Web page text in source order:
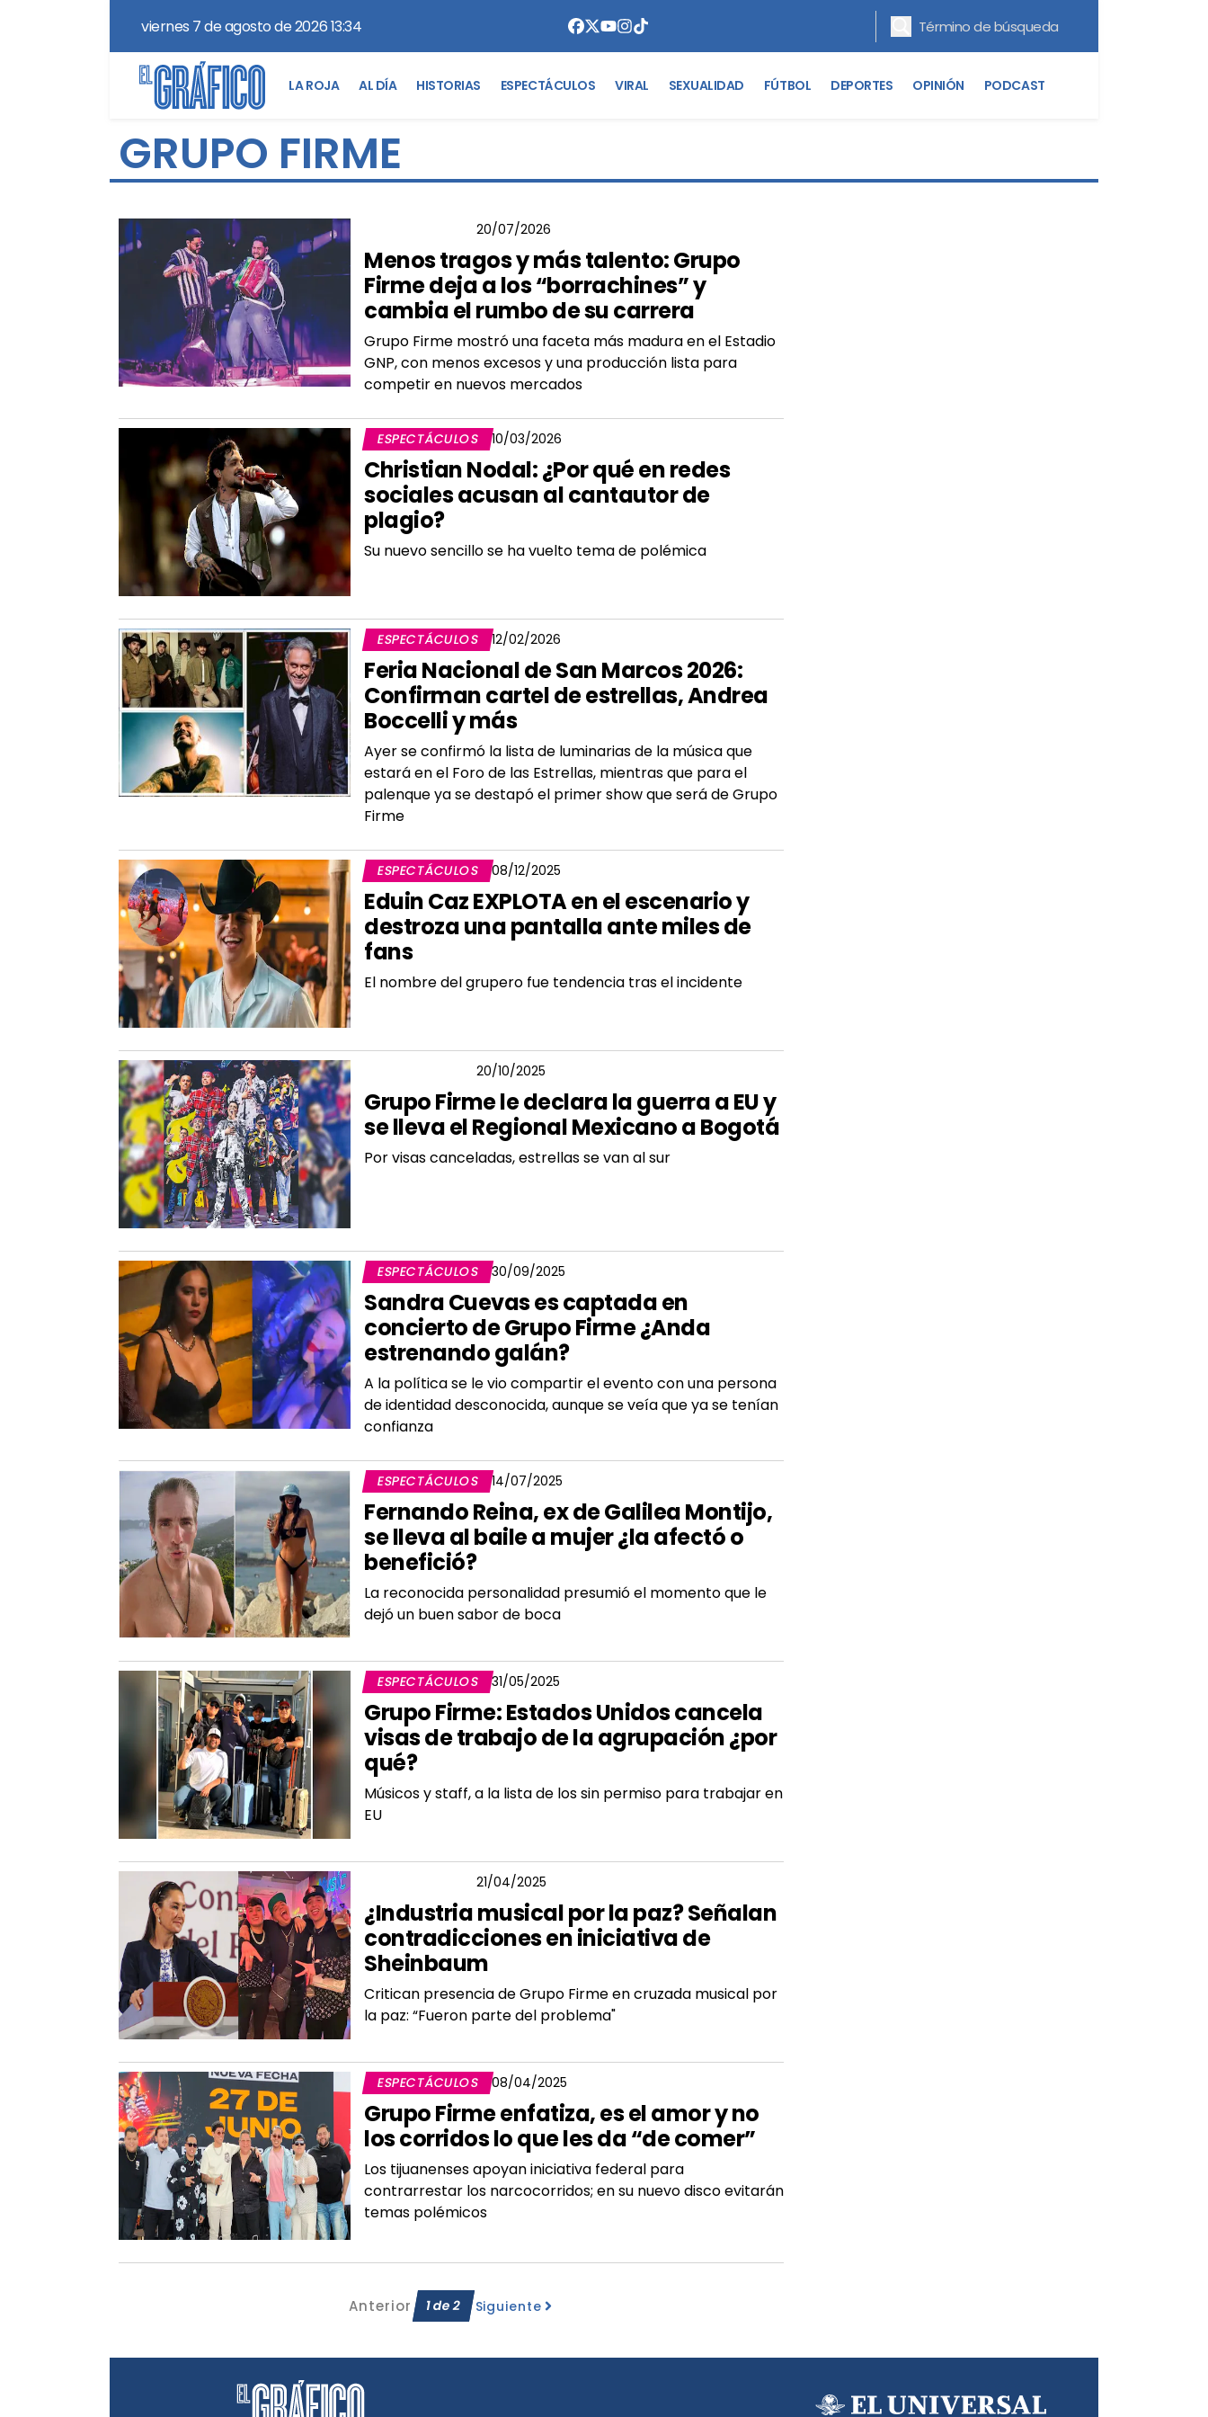
viernes 7 de agosto de 2026 13:34
LA ROJA AL DÍA HISTORIAS ESPECTÁCULOS VIRAL SEXUALIDAD FÚTBOL DEPORTES OPINIÓN PODCAST
GRUPO FIRME
20/07/2026
Menos tragos y más talento: Grupo
Firme deja a los “borrachines” y
cambia el rumbo de su carrera
Grupo Firme mostró una faceta más madura en el Estadio
GNP, con menos excesos y una producción lista para
competir en nuevos mercados
ESPECTÁCULOS 10/03/2026
Christian Nodal: ¿Por qué en redes
sociales acusan al cantautor de
plagio?
Su nuevo sencillo se ha vuelto tema de polémica
ESPECTÁCULOS 12/02/2026
Feria Nacional de San Marcos 2026:
Confirman cartel de estrellas, Andrea
Boccelli y más
Ayer se confirmó la lista de luminarias de la música que
estará en el Foro de las Estrellas, mientras que para el
palenque ya se destapó el primer show que será de Grupo
Firme
ESPECTÁCULOS 08/12/2025
Eduin Caz EXPLOTA en el escenario y
destroza una pantalla ante miles de
fans
El nombre del grupero fue tendencia tras el incidente
20/10/2025
Grupo Firme le declara la guerra a EU y
se lleva el Regional Mexicano a Bogotá
Por visas canceladas, estrellas se van al sur
ESPECTÁCULOS 30/09/2025
Sandra Cuevas es captada en
concierto de Grupo Firme ¿Anda
estrenando galán?
A la política se le vio compartir el evento con una persona
de identidad desconocida, aunque se veía que ya se tenían
confianza
ESPECTÁCULOS 14/07/2025
Fernando Reina, ex de Galilea Montijo,
se lleva al baile a mujer ¿la afectó o
benefició?
La reconocida personalidad presumió el momento que le
dejó un buen sabor de boca
ESPECTÁCULOS 31/05/2025
Grupo Firme: Estados Unidos cancela
visas de trabajo de la agrupación ¿por
qué?
Músicos y staff, a la lista de los sin permiso para trabajar en
EU
21/04/2025
¿Industria musical por la paz? Señalan
contradicciones en iniciativa de
Sheinbaum
Critican presencia de Grupo Firme en cruzada musical por
la paz: “Fueron parte del problema"
ESPECTÁCULOS 08/04/2025
Grupo Firme enfatiza, es el amor y no
los corridos lo que les da “de comer”
Los tijuanenses apoyan iniciativa federal para
contrarrestar los narcocorridos; en su nuevo disco evitarán
temas polémicos
Anterior 1de2 Siguiente